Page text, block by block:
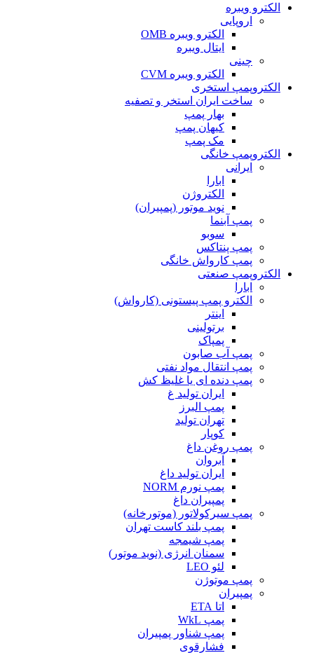
الکترو ویبره
اروپایی
الکترو ویبره OMB
ایتال ویبره
چینی
الکترو ویبره CVM
الکتروپمپ استخری
ساخت ایران استخر و تصفیه
بهار پمپ
کیهان پمپ
مک پمپ
الکتروپمپ خانگی
ایرانی
ابارا
الکتروژن
نوید موتور (پمپیران)
پمپ آبنما
سوبو
پمپ پنتاکس
پمپ کارواش خانگی
الکتروپمپ صنعتی
ابارا
الکترو پمپ پیستونی (کارواش)
اینتر
برتولینی
پمپاک
پمپ آب صابون
پمپ انتقال مواد نفتی
پمپ دنده ای یا غلیظ کش
ایران تولید غ
پمپ البرز
تهران تولید
کوپار
پمپ روغن داغ
آبروان
ایران تولید داغ
پمپ نورم NORM
پمپیران داغ
پمپ سیرکولاتور (موتورخانه)
پمپ بلند کاست تهران
پمپ شیمجه
سمنان انرژی (نوید موتور)
لئو LEO
پمپ موتوژن
پمپیران
اتا ETA
پمپ WkL
پمپ شناور پمپیران
فشارقوی